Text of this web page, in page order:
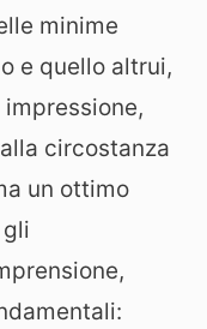
minime
e quello altrui,
circostanza
un ottimo